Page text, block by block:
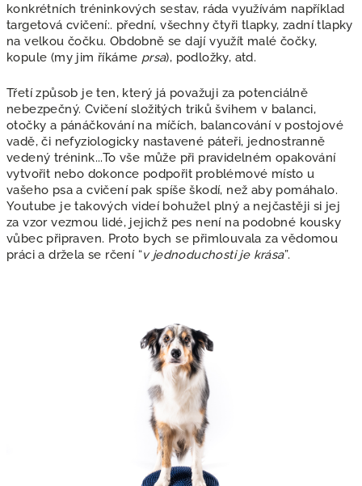
konkrétních tréninkových sestav, ráda využívám například
targetová cvičení:. přední, všechny čtyři tlapky, zadní tlapky
na velkou čočku. Obdobně se dají využít malé čočky,
kopule (my jim říkáme prsa), podložky, atd.
Třetí způsob je ten, který já považuji za potenciálně
nebezpečný. Cvičení složitých triků švihem v balanci,
otočky a pánáčkování na míčích, balancování v postojové
vadě, či nefyziologicky nastavené páteři, jednostranně
vedený trénink...To vše může při pravidelném opakování
vytvořit nebo dokonce podpořit problémové místo u
vašeho psa a cvičení pak spíše škodí, než aby pomáhalo.
Youtube je takových videí bohužel plný a nejčastěji si jej
za vzor vezmou lidé, jejichž pes není na podobné kousky
vůbec připraven. Proto bych se přimlouvala za vědomou
práci a držela se rčení “v jednoduchosti je krása”.